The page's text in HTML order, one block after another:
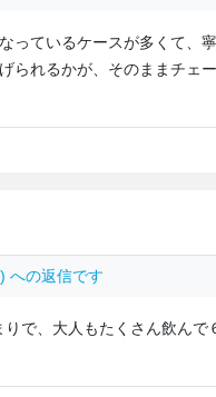
っているケースが多くて、
られるかが、そのままチェ
への返信です
で、大人もたくさん飲んで